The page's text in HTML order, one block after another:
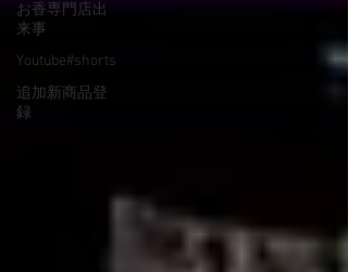
お香専門店出
来事
Youtube#shorts
追加新商品登
録